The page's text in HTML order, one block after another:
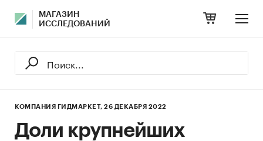
МАГАЗИН
ИССЛЕДОВАНИЙ
КОМПАНИЯ ГИДМАРКЕТ, 26 ДЕКАБРЯ 2022
Доли крупнейших